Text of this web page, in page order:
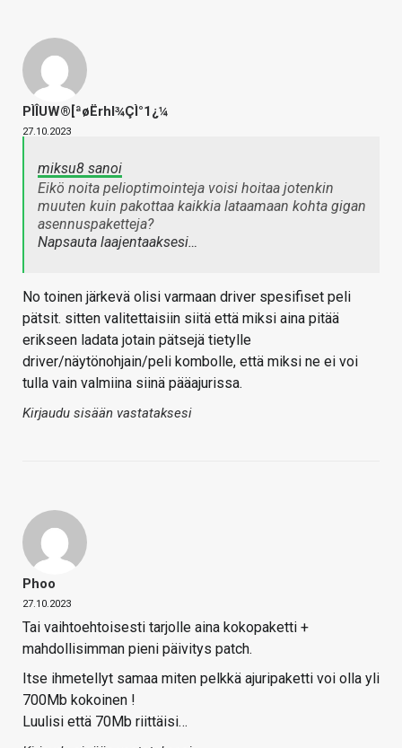
PÌÎUW®[ªøËrhl¾ÇÌ°1¿¼
27.10.2023
miksu8 sanoi
Eikö noita pelioptimointeja voisi hoitaa jotenkin
muuten kuin pakottaa kaikkia lataamaan kohta gigan
asennuspaketteja?
Napsauta laajentaaksesi…
No toinen järkevä olisi varmaan driver spesifiset peli
pätsit. sitten valitettaisiin siitä että miksi aina pitää
erikseen ladata jotain pätsejä tietylle
driver/näytönohjain/peli kombolle, että miksi ne ei voi
tulla vain valmiina siinä pääajurissa.
Kirjaudu sisään vastataksesi
Phoo
27.10.2023
Tai vaihtoehtoisesti tarjolle aina kokopaketti +
mahdollisimman pieni päivitys patch.
Itse ihmetellyt samaa miten pelkkä ajuripaketti voi olla yli
700Mb kokoinen !
Luulisi että 70Mb riittäisi…